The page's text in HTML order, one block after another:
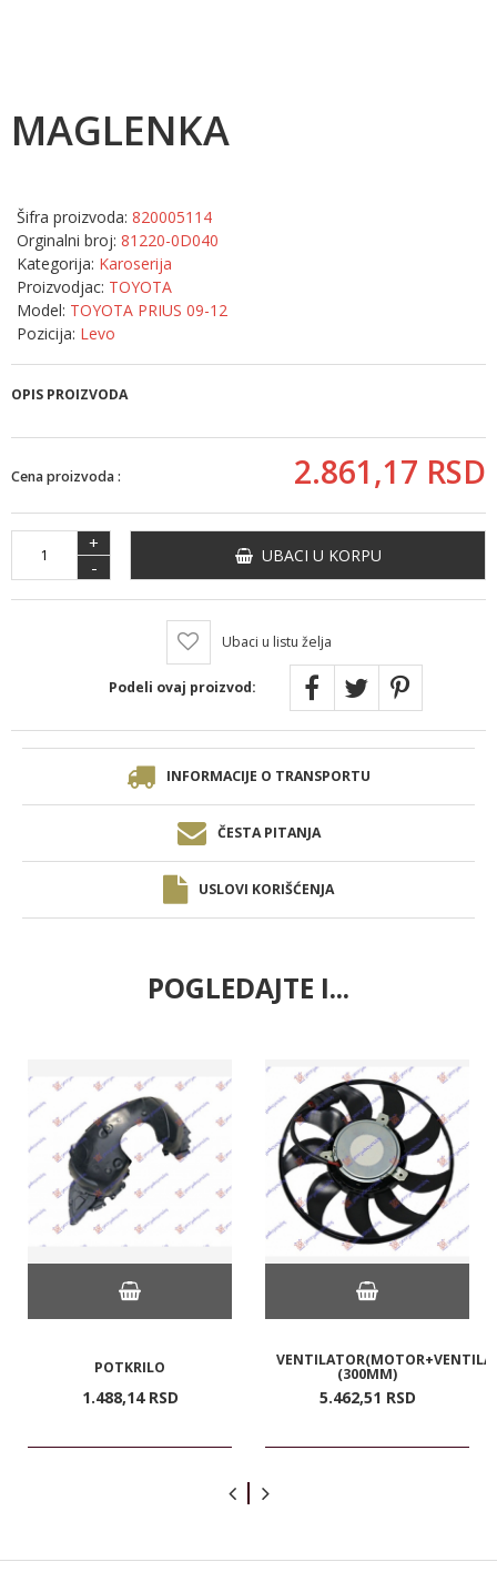
MAGLENKA
Šifra proizvoda: 820005114
Orginalni broj: 81220-0D040
Kategorija: Karoserija
Proizvodjac: TOYOTA
Model: TOYOTA PRIUS 09-12
Pozicija: Levo
OPIS PROIZVODA
Cena proizvoda : 2.861,17 RSD
+
-
UBACI U KORPU
Ubaci u listu želja
Podeli ovaj proizvod:
INFORMACIJE O TRANSPORTU
ČESTA PITANJA
USLOVI KORIŠĆENJA
POGLEDAJTE I...
POTKRILO
1.488,14 RSD
(300MM)
5.462,51 RSD